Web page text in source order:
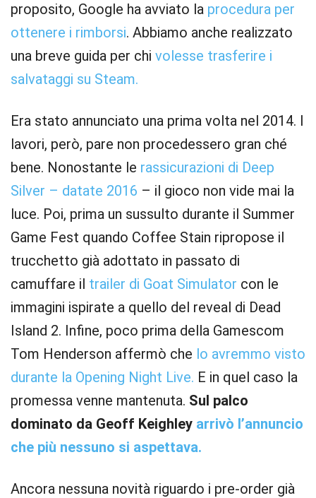
proposito, Google ha avviato la procedura per
ottenere i rimborsi. Abbiamo anche realizzato
una breve guida per chi volesse trasferire i
salvataggi su Steam.
Era stato annunciato una prima volta nel 2014. I
lavori, però, pare non procedessero gran ché
bene. Nonostante le rassicurazioni di Deep
Silver – datate 2016 – il gioco non vide mai la
luce. Poi, prima un sussulto durante il Summer
Game Fest quando Coffee Stain ripropose il
trucchetto già adottato in passato di
camuffare il trailer di Goat Simulator con le
immagini ispirate a quello del reveal di Dead
Island 2. Infine, poco prima della Gamescom
Tom Henderson affermò che lo avremmo visto
durante la Opening Night Live. E in quel caso la
promessa venne mantenuta. Sul palco
dominato da Geoff Keighley arrivò l’annuncio
che più nessuno si aspettava.
Ancora nessuna novità riguardo i pre-order già